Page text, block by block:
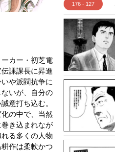
カー・初芝電
課課長に昇進
や派閥抗争に
いが、自分の
意打ち込む。
の中で、当然
き込まれなが
る多くの人物
作は柔軟かつ
176 - 127